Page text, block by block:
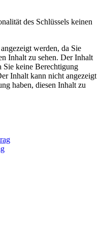
des Schlüssels keinen
werden, da Sie
Inhalt zu sehen. Der Inhalt
Sie keine Berechtigung
Inhalt kann nicht angezeigt
haben, diesen Inhalt zu